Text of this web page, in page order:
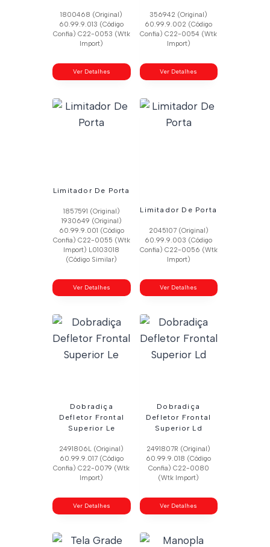
1800468 (Original)
60.99.9.013 (Código
Confia) C22-0053 (Wtk
Import)
Ver Detalhes
356942 (Original)
60.99.9.002 (Código
Confia) C22-0054 (Wtk
Import)
Ver Detalhes
Limitador De Porta
1857591 (Original)
1930649 (Original)
60.99.9.001 (Código
Confia) C22-0055 (Wtk
Import) L0103018
(Código Similar)
Ver Detalhes
Limitador De Porta
2045107 (Original)
60.99.9.003 (Código
Confia) C22-0056 (Wtk
Import)
Ver Detalhes
Dobradiça
Defletor Frontal
Superior Le
2491806L (Original)
60.99.9.017 (Código
Confia) C22-0079 (Wtk
Import)
Ver Detalhes
Dobradiça
Defletor Frontal
Superior Ld
2491807R (Original)
60.99.9.018 (Código
Confia) C22-0080
(Wtk Import)
Ver Detalhes